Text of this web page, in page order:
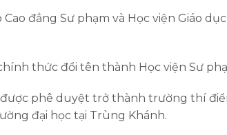
Cao đẳng Sư phạm và Học viện Giáo
thức đổi tên thành Học viện Sư
phê duyệt trở thành trường thí
đại học tại Trùng Khánh.